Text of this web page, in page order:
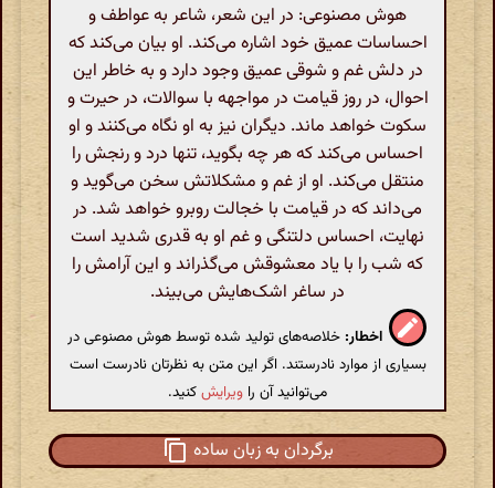
هوش مصنوعی: در این شعر، شاعر به عواطف و
احساسات عمیق خود اشاره می‌کند. او بیان می‌کند که
در دلش غم و شوقی عمیق وجود دارد و به خاطر این
احوال، در روز قیامت در مواجهه با سوالات، در حیرت و
سکوت خواهد ماند. دیگران نیز به او نگاه می‌کنند و او
احساس می‌کند که هر چه بگوید، تنها درد و رنجش را
منتقل می‌کند. او از غم و مشکلاتش سخن می‌گوید و
می‌داند که در قیامت با خجالت روبرو خواهد شد. در
نهایت، احساس دلتنگی و غم او به قدری شدید است
که شب را با یاد معشوقش می‌گذراند و این آرامش را
در ساغر اشک‌هایش می‌بیند.
اخطار: خلاصه‌های تولید شده توسط هوش مصنوعی در
بسیاری از موارد نادرستند. اگر این متن به نظرتان نادرست است
می‌توانید آن را ویرایشکنید.
برگردان به زبان ساده